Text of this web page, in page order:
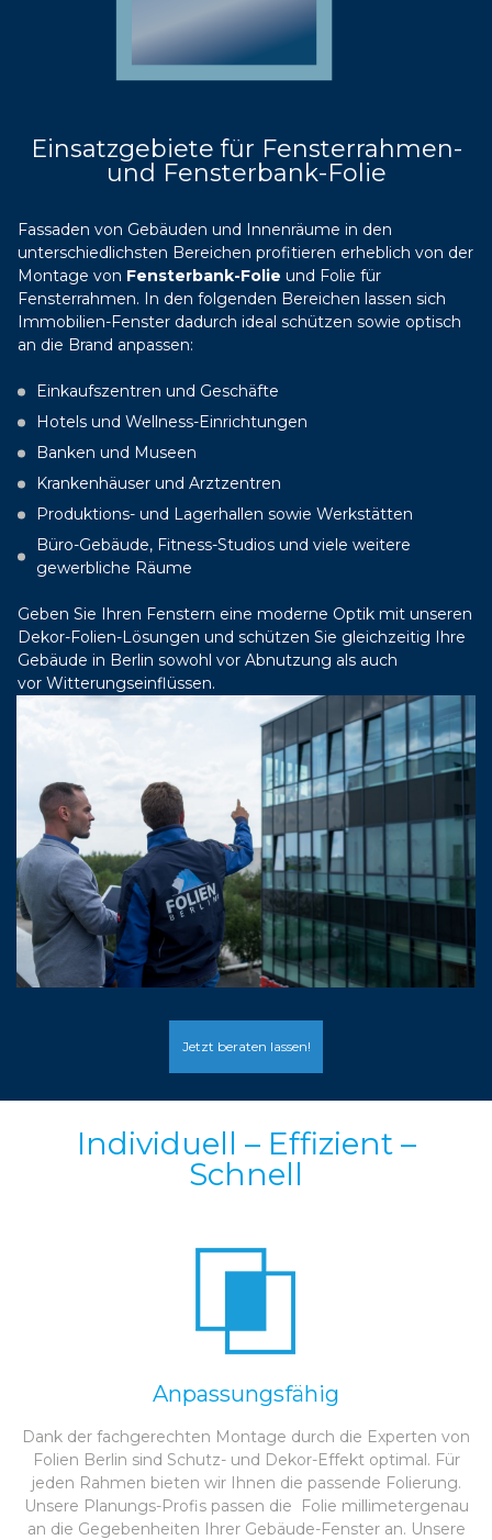
Einsatzgebiete für Fensterrahmen-
und Fensterbank-Folie
Fassaden von Gebäuden und Innenräume in den
unterschiedlichsten Bereichen profitieren erheblich von der
Montage von Fensterbank-Folie und Folie für
Fensterrahmen. In den folgenden Bereichen lassen sich
Immobilien-Fenster dadurch ideal schützen sowie optisch
an die Brand anpassen:
Einkaufszentren und Geschäfte
Hotels und Wellness-Einrichtungen
Banken und Museen
Krankenhäuser und Arztzentren
Produktions- und Lagerhallen sowie Werkstätten
Büro-Gebäude, Fitness-Studios und viele weitere
gewerbliche Räume
Geben Sie Ihren Fenstern eine moderne Optik mit unseren
Dekor-Folien-Lösungen und schützen Sie gleichzeitig Ihre
Gebäude in Berlin sowohl vor Abnutzung als auch
vor Witterungseinflüssen.
Jetzt beraten lassen!
Individuell – Effizient –
Schnell
Anpassungsfähig
Dank der fachgerechten Montage durch die Experten von
Folien Berlin sind Schutz- und Dekor-Effekt optimal. Für
jeden Rahmen bieten wir Ihnen die passende Folierung.
Unsere Planungs-Profis passen die Folie millimetergenau
an die Gegebenheiten Ihrer Gebäude-Fenster an. Unsere